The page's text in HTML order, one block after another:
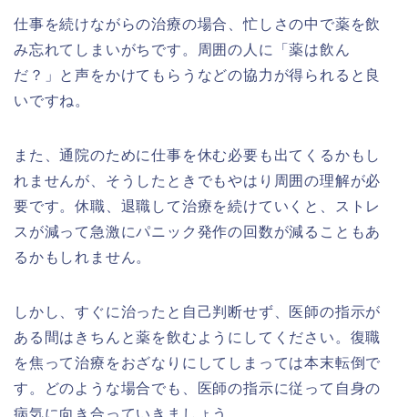
仕事を続けながらの治療の場合、忙しさの中で薬を飲
み忘れてしまいがちです。周囲の人に「薬は飲ん
だ？」と声をかけてもらうなどの協力が得られると良
いですね。
また、通院のために仕事を休む必要も出てくるかもし
れませんが、そうしたときでもやはり周囲の理解が必
要です。休職、退職して治療を続けていくと、ストレ
スが減って急激にパニック発作の回数が減ることもあ
るかもしれません。
しかし、すぐに治ったと自己判断せず、医師の指示が
ある間はきちんと薬を飲むようにしてください。復職
を焦って治療をおざなりにしてしまっては本末転倒で
す。どのような場合でも、医師の指示に従って自身の
病気に向き合っていきましょう。